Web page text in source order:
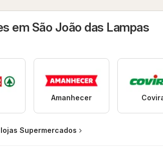
em São João das Lampas
Amanhecer
Supermercados